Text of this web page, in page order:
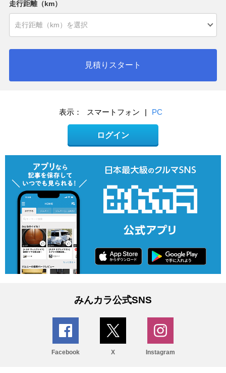
走行距離（km）
見積りスタート
表示： スマートフォン | PC
ログイン
みんカラ公式SNS
Facebook X Instagram